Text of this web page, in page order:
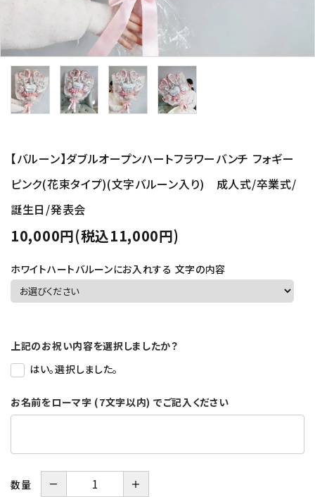
【バルーン】ダブルオープンハートフラワーバンチ フォギー
ピンク(花束タイプ)(文字バルーン入り) 成人式/卒業式/
誕生日/発表会
10,000円(税込11,000円)
ホワイトハートバルーンにお入れする 文字の内容
上記のお祝い内容を選択しましたか？
はい。選択しました。
お名前をローマ字 (7文字以内) でご記入ください
数量 － ＋